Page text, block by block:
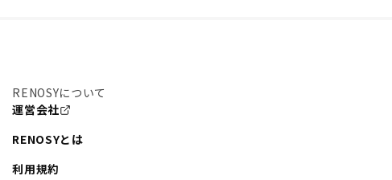
RENOSYについて
運営会社
RENOSYとは
利用規約